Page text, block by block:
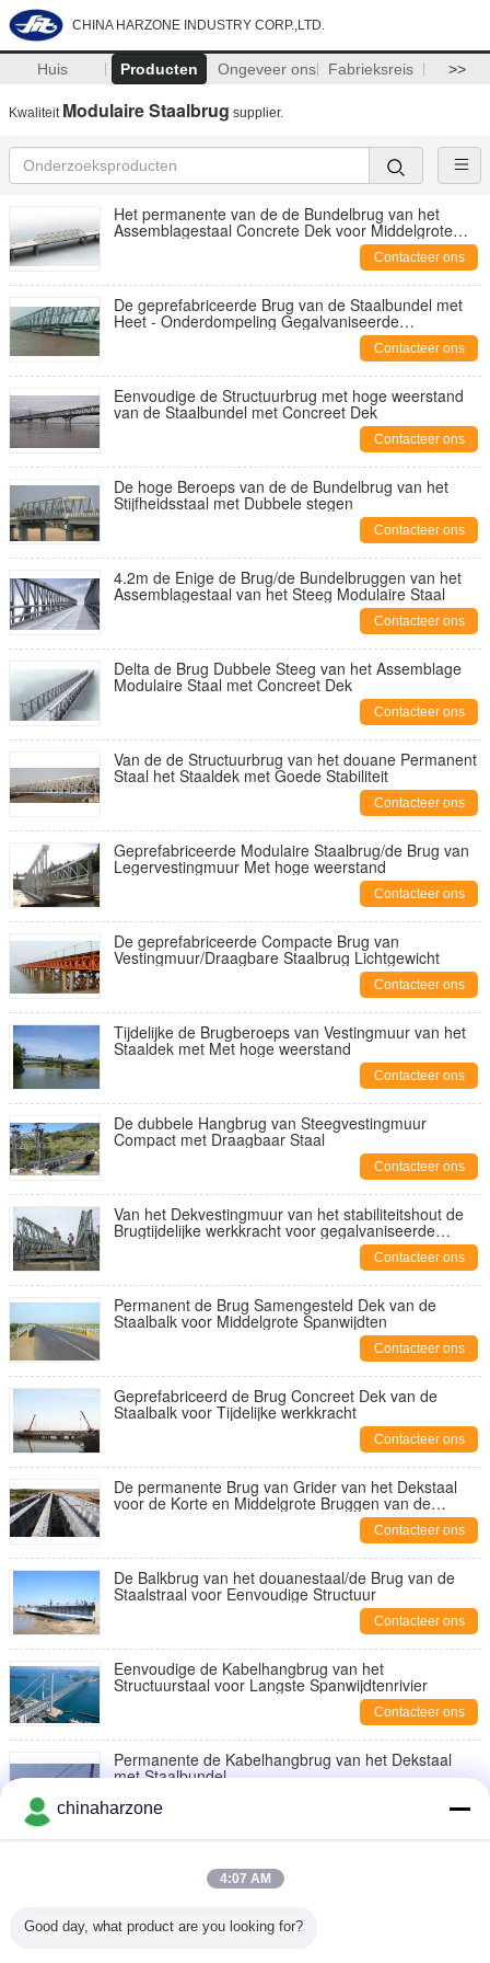
CHINA HARZONE INDUSTRY CORP.,LTD.
Huis Producten Ongeveer ons Fabrieksreis >>
Kwaliteit Modulaire Staalbrug supplier.
Het permanente van de de Bundelbrug van het
Assemblagestaal Concrete Dek voor Middelgrote
Contacteer ons
De geprefabriceerde Brug van de Staalbundel met
Heet - Onderdompeling Gegalvaniseerde
Contacteer ons
Eenvoudige de Structuurbrug met hoge weerstand
van de Staalbundel met Concreet Dek
Contacteer ons
De hoge Beroeps van de de Bundelbrug van het
Stijfheidsstaal met Dubbele stegen
Contacteer ons
4.2m de Enige de Brug/de Bundelbruggen van het
Assemblagestaal van het Steeg Modulaire Staal
Contacteer ons
Delta de Brug Dubbele Steeg van het Assemblage
Modulaire Staal met Concreet Dek
Contacteer ons
Van de de Structuurbrug van het douane Permanent
Staal het Staaldek met Goede Stabiliteit
Contacteer ons
Geprefabriceerde Modulaire Staalbrug/de Brug van
Legervestingmuur Met hoge weerstand
Contacteer ons
De geprefabriceerde Compacte Brug van
Vestingmuur/Draagbare Staalbrug Lichtgewicht
Contacteer ons
Tijdelijke de Brugberoeps van Vestingmuur van het
Staaldek met Met hoge weerstand
Contacteer ons
De dubbele Hangbrug van Steegvestingmuur
Compact met Draagbaar Staal
Contacteer ons
Van het Dekvestingmuur van het stabiliteitshout de
Brugtijdelijke werkkracht voor gegalvaniseerde
Contacteer ons
Permanent de Brug Samengesteld Dek van de
Staalbalk voor Middelgrote Spanwijdten
Contacteer ons
Geprefabriceerd de Brug Concreet Dek van de
Staalbalk voor Tijdelijke werkkracht
Contacteer ons
De permanente Brug van Grider van het Dekstaal
voor de Korte en Middelgrote Bruggen van de
Contacteer ons
De Balkbrug van het douanestaal/de Brug van de
Staalstraal voor Eenvoudige Structuur
Contacteer ons
Eenvoudige de Kabelhangbrug van het
Structuurstaal voor Langste Spanwijdtenrivier
Contacteer ons
Permanente de Kabelhangbrug van het Dekstaal
met Staalbundel
hoge weerstand voor weg
Van de de Opschortingskabel van het grote
chinaharzone
4:07 AM
Good day, what product are you looking for?